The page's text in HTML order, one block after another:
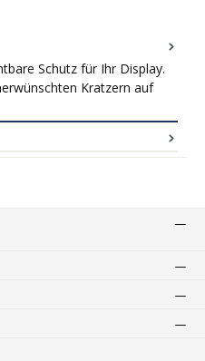
Schutz für Ihr Display.
Kratzern auf